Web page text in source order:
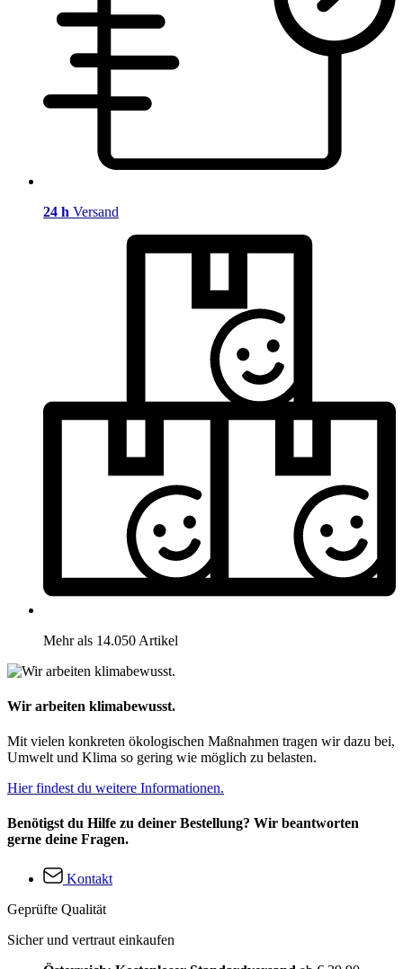
24 h Versand
Mehr als 14.050 Artikel
Wir arbeiten klimabewusst.
Mit vielen konkreten ökologischen Maßnahmen tragen wir dazu bei,
Umwelt und Klima so gering wie möglich zu belasten.
Hier findest du weitere Informationen.
Benötigst du Hilfe zu deiner Bestellung? Wir beantworten
gerne deine Fragen.
Kontakt
Geprüfte Qualität
Sicher und vertraut einkaufen